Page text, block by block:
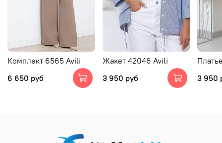
Комплект 6565 Avili
6 650 руб
Жакет 42046 Avili
3 950 руб
3 950